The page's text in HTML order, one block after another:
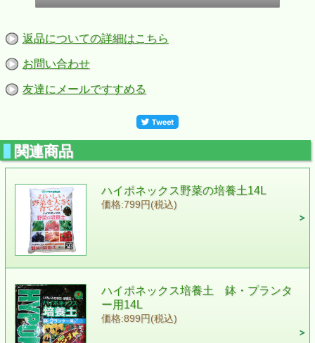
返品についての詳細はこちら
お問い合わせ
友達にメールですすめる
関連商品
ハイポネックス野菜の培養土14L
価格:799円(税込)
ハイポネックス培養土 鉢・プランタ
ー用14L
価格:899円(税込)